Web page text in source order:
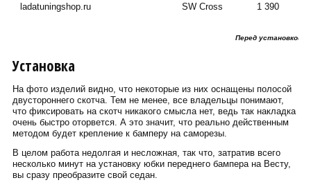
ladatuningshop.ru
SW Cross 1 390
Перед установкой
Установка
На фото изделий видно, что некоторые из них оснащены полосой
двустороннего скотча. Тем не менее, все владельцы понимают,
что фиксировать на скотч никакого смысла нет, ведь так накладка
очень быстро оторвется. А это значит, что реально действенным
методом будет крепление к бамперу на саморезы.
В целом работа недолгая и несложная, так что, затратив всего
несколько минут на установку юбки переднего бампера на Весту,
вы сразу преобразите свой седан.